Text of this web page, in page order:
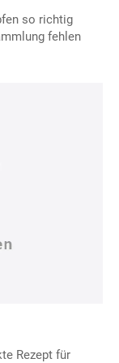
so richtig
fehlen
Rezept für